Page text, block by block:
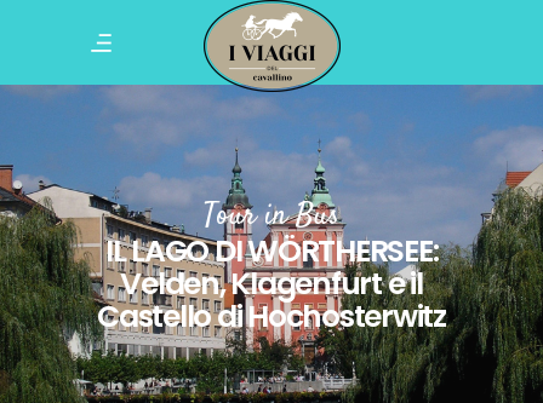
Tour in Bus
IL LAGO DI WÖRTHERSEE:
Velden, Klagenfurt e il
Castello di Hochosterwitz